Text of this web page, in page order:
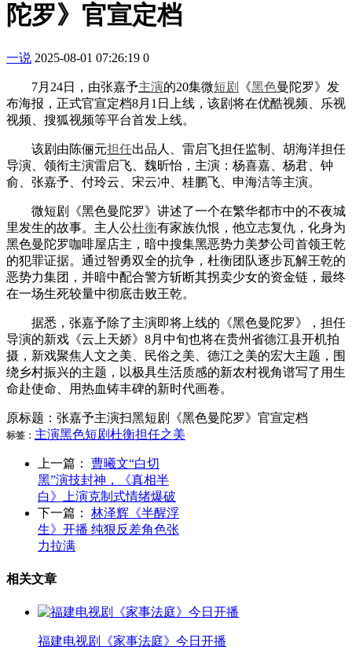
陀罗》官宣定档
一说 2025-08-01 07:26:19 0
7月24日，由张嘉予主演的20集微短剧 《黑色曼陀罗》发
布海报，正式官宣定档8月1日上线，该剧将在优酷视频、乐视
视频、搜狐视频等平台首发上线。
该剧由陈俪元担任出品人、雷启飞担任监制、胡海洋担任
导演、领衔主演雷启飞、魏昕怡，主演：杨喜嘉、杨君、钟
俞、张嘉予、付玲云、宋云冲、桂鹏飞、申海洁等主演。
微短剧《黑色曼陀罗》讲述了一个在繁华都市中的不夜城
里发生的故事。主人公杜衡有家族仇恨，他立志复仇，化身为
黑色曼陀罗咖啡屋店主，暗中搜集黑恶势力美梦公司首领王乾
的犯罪证据。通过智勇双全的抗争，杜衡团队逐步瓦解王乾的
恶势力集团，并暗中配合警方斩断其拐卖少女的资金链，最终
在一场生死较量中彻底击败王乾。
据悉，张嘉予除了主演即将上线的《黑色曼陀罗》，担任
导演的新戏《云上天娇》8月中旬也将在贵州省德江县开机拍
摄，新戏聚焦人文之美、民俗之美、德江之美的宏大主题，围
绕乡村振兴的主题，以极具生活质感的新农村视角谱写了用生
命赴使命、用热血铸丰碑的新时代画卷。
原标题：张嘉予主演扫黑短剧《黑色曼陀罗》官宣定档
标签： 主演黑色短剧杜衡担任之美
上一篇：
曹曦文“白切
黑”演技封神，《真相半
白》上演克制式情绪爆破
下一篇：
林泽辉《半醒浮
生》开播 纯狠反差角色张
力拉满
相关文章
福建电视剧《家事法庭》今日开播